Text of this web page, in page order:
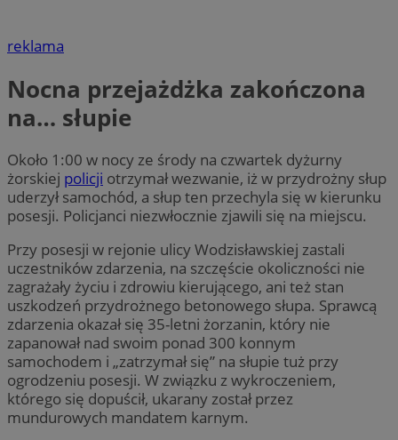
reklama
Nocna przejażdżka zakończona
na… słupie
Około 1:00 w nocy ze środy na czwartek dyżurny
żorskiej policji otrzymał wezwanie, iż w przydrożny słup
uderzył samochód, a słup ten przechyla się w kierunku
posesji. Policjanci niezwłocznie zjawili się na miejscu.
Przy posesji w rejonie ulicy Wodzisławskiej zastali
uczestników zdarzenia, na szczęście okoliczności nie
zagrażały życiu i zdrowiu kierującego, ani też stan
uszkodzeń przydrożnego betonowego słupa. Sprawcą
zdarzenia okazał się 35-letni żorzanin, który nie
zapanował nad swoim ponad 300 konnym
samochodem i „zatrzymał się” na słupie tuż przy
ogrodzeniu posesji. W związku z wykroczeniem,
którego się dopuścił, ukarany został przez
mundurowych mandatem karnym.